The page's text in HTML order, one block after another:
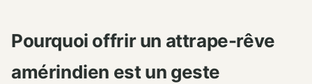
Pourquoi offrir un attrape-rêve
amérindien est un geste